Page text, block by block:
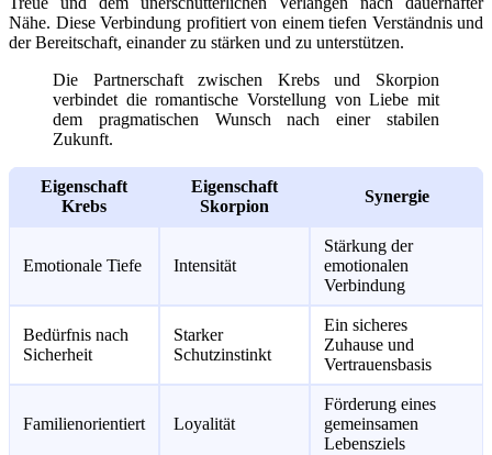
Nähe. Diese Verbindung profitiert von einem tiefen Verständnis und
der Bereitschaft, einander zu stärken und zu unterstützen.
Die Partnerschaft zwischen Krebs und Skorpion
verbindet die romantische Vorstellung von Liebe mit
dem pragmatischen Wunsch nach einer stabilen
Zukunft.
Eigenschaft
Krebs
Eigenschaft
Skorpion
Synergie
Emotionale Tiefe Intensität
Stärkung der
emotionalen
Verbindung
Bedürfnis nach
Sicherheit
Starker
Schutzinstinkt
Ein sicheres
Zuhause und
Vertrauensbasis
Familienorientiert Loyalität
Förderung eines
gemeinsamen
Lebensziels